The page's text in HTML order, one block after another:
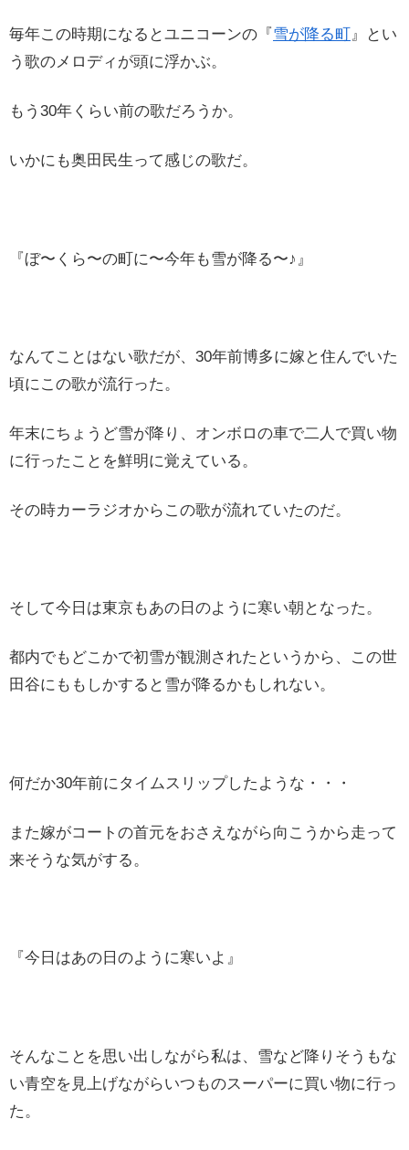
毎年この時期になるとユニコーンの『 雪が降る町 』とい
う歌のメロディが頭に浮かぶ。
もう30年くらい前の歌だろうか。
いかにも奥田民生って感じの歌だ。
『ぼ〜くら〜の町に〜今年も雪が降る〜♪』
なんてことはない歌だが、30年前博多に嫁と住んでいた
頃にこの歌が流行った。
年末にちょうど雪が降り、オンボロの車で二人で買い物
に行ったことを鮮明に覚えている。
その時カーラジオからこの歌が流れていたのだ。
そして今日は東京もあの日のように寒い朝となった。
都内でもどこかで初雪が観測されたというから、この世
田谷にももしかすると雪が降るかもしれない。
何だか30年前にタイムスリップしたような・・・
また嫁がコートの首元をおさえながら向こうから走って
来そうな気がする。
『今日はあの日のように寒いよ』
そんなことを思い出しながら私は、雪など降りそうもな
い青空を見上げながらいつものスーパーに買い物に行っ
た。